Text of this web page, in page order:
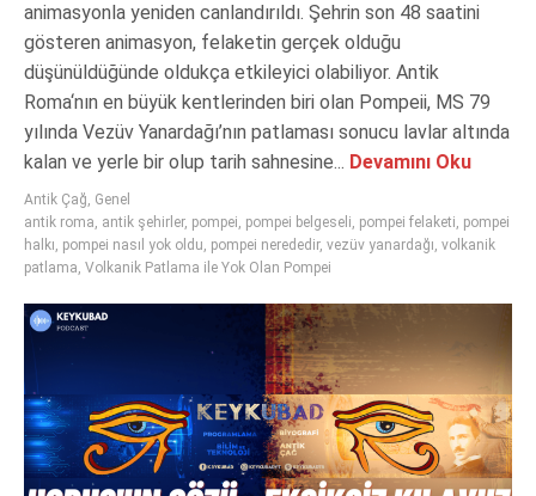
animasyonla yeniden canlandırıldı. Şehrin son 48 saatini
gösteren animasyon, felaketin gerçek olduğu
düşünüldüğünde oldukça etkileyici olabiliyor. Antik
Roma‘nın en büyük kentlerinden biri olan Pompeii, MS 79
yılında Vezüv Yanardağı’nın patlaması sonucu lavlar altında
kalan ve yerle bir olup tarih sahnesine... Devamını Oku
Antik Çağ, Genel
antik roma, antik şehirler, pompei, pompei belgeseli, pompei felaketi, pompei
halkı, pompei nasıl yok oldu, pompei nerededir, vezüv yanardağı, volkanik
patlama, Volkanik Patlama ile Yok Olan Pompei